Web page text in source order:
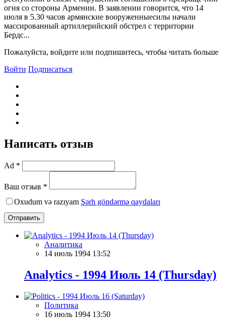
огня со стороны Армении. В заявлении говорится, что 14
июля в 5.30 часов армянские вооруженныесилы начали
массированный артиллерийский обстрел с территории
Бердс...
Пожалуйста, войдите или подпишитесь, чтобы читать больше
Войти Подписаться
Написать отзыв
Ad *
Ваш отзыв *
Oxudum və razıyam Şərh göndərmə qaydaları
Отправить
Аналитика
14 июль 1994 13:52
Analytics - 1994 Июль 14 (Thursday)
Политика
16 июль 1994 13:50